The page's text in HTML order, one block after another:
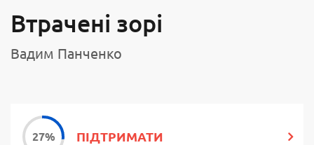
Втрачені зорі
Вадим Панченко
ПІДТРИМАТИ